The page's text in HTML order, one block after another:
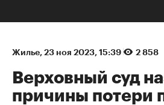
Жилье⁠, 23 ноя 2023, 15:39 2 858
Верховный суд
причины потери